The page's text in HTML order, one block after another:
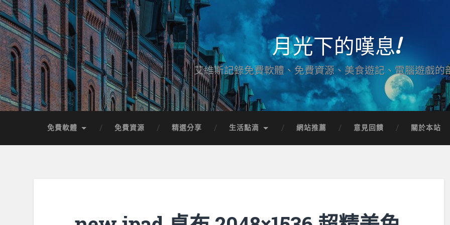
月光下的嘆息!
艾維斯記錄免費軟體、免費資源、美食遊記、電腦遊戲的
免費軟體 免費資源 精選分享 生活點滴 網站推薦 意見回饋 關於本站